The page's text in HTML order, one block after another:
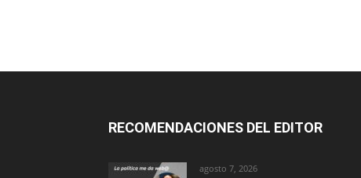
RECOMENDACIONES DEL EDITOR
agosto 7, 2026